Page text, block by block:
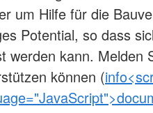
um Hilfe für die
Potential, so dass
werden kann. Melden
können (